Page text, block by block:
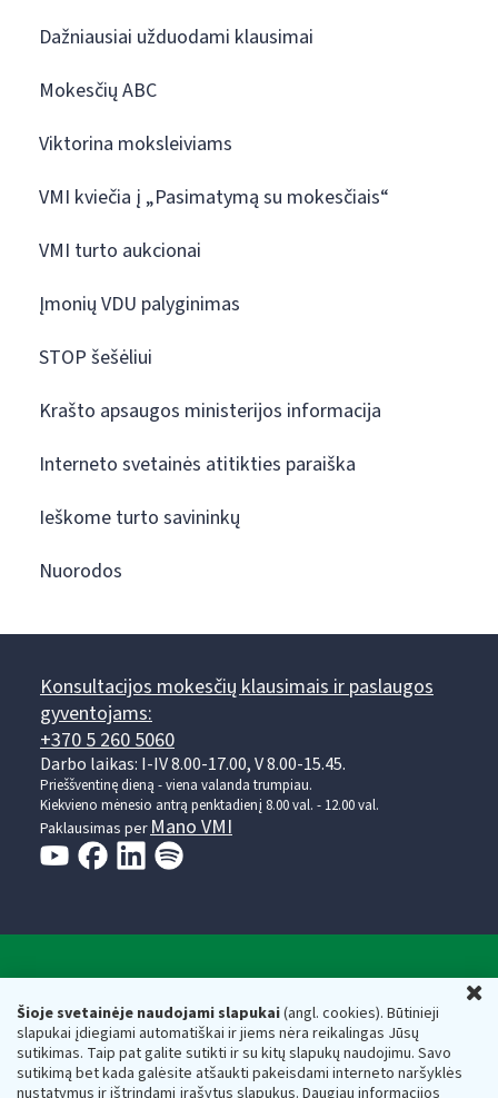
Šioje svetainėje naudojami slapukai(angl. cookies). Būtinieji
slapukai įdiegiami automatiškai ir jiems nėra reikalingas Jūsų
sutikimas. Taip pat galite sutikti ir su kitų slapukų naudojimu. Savo
sutikimą bet kada galėsite atšaukti pakeisdami interneto naršyklės
nustatymus ir ištrindami įrašytus slapukus. Daugiau informacijos
Dažniausiai užduodami klausimai
Mokesčių ABC
Viktorina moksleiviams
VMI kviečia į „Pasimatymą su mokesčiais“
VMI turto aukcionai
Įmonių VDU palyginimas
STOP šešėliui
Krašto apsaugos ministerijos informacija
Interneto svetainės atitikties paraiška
Ieškome turto savininkų
Nuorodos
Konsultacijos mokesčių klausimais ir paslaugos
gyventojams:
+370 5 260 5060
Darbo laikas: I-IV 8.00-17.00, V 8.00-15.45.
Prieššventinę dieną - viena valanda trumpiau.
Kiekvieno mėnesio antrą penktadienį 8.00 val. - 12.00 val.
Paklausimas perMano VMI
Valstybinė mokesčių inspekcija prie Lietuvos
Respublikos finansų ministerijos
Biudžetinė įstaiga. Juridinio asmens kodas — 188659752,
adresas: Vasario 16-osios g. 14, 01107 Vilnius, Lietuva, el.paštas:
vmi@vmi.lt , E. pristatymo dėžutės adresas 188659752